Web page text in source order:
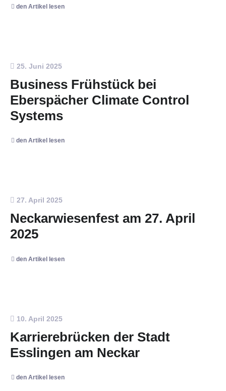
den Artikel lesen
25. Juni 2025
Business Frühstück bei
Eberspächer Climate Control
Systems
den Artikel lesen
27. April 2025
Neckarwiesenfest am 27. April
2025
den Artikel lesen
10. April 2025
Karrierebrücken der Stadt
Esslingen am Neckar
den Artikel lesen